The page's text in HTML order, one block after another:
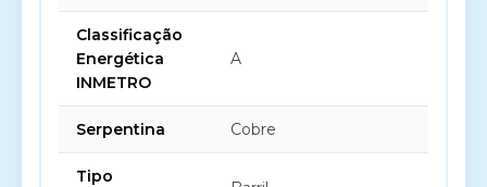
Classificação
Energética
INMETRO
A
Serpentina Cobre
Tipo